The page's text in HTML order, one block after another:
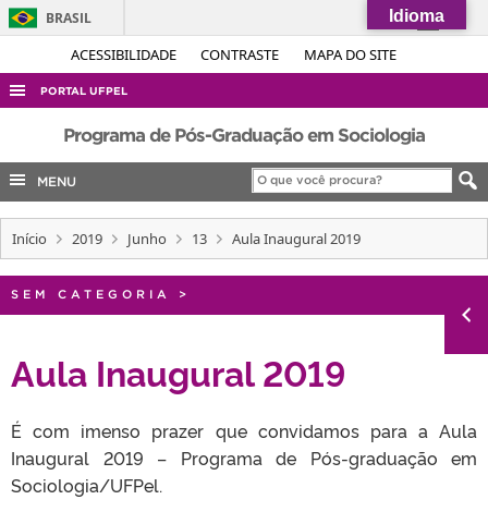
ACESSIBILIDADE CONTRASTE MAPA DO SITE
BRASIL
Simplifique!
Acesso à informação
Legislação
Canais
PORTAL UFPEL
ACESSO À INFORMAÇÃO
AUDITORIA
COBALTO
CONCURSOS
EDITAIS
INTERNACIONAL
PORTARIAS
TELEFONES
Programa de Pós-Graduação em Sociologia
MENU
Início 2019 Junho 13 Aula Inaugural 2019
SEM CATEGORIA >
Aula Inaugural 2019
É com imenso prazer que convidamos para a Aula
Inaugural 2019 – Programa de Pós-graduação em
Sociologia/UFPel.
Idioma